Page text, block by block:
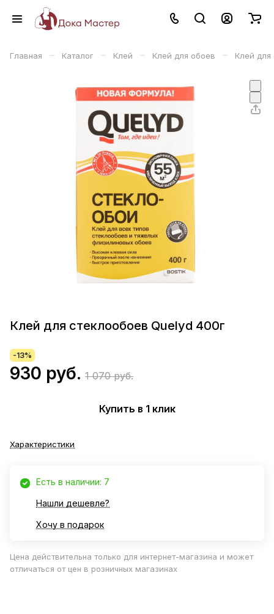
Главная – Каталог – Клей – Клей для обоев – Клей для
Клей для стеклообоев Quelyd 400г
-13%
930 руб. 1 070 руб.
Купить в 1 клик
Характеристики
Есть в наличии: 7
Нашли дешевле?
Хочу в подарок
Цена действительна только для интернет-магазина и может
отличаться от цен в розничных магазинах